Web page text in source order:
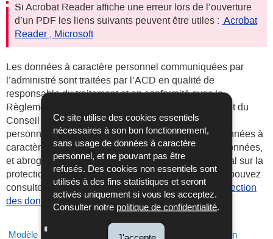
Ce site utilise des cookies essentiels
nécessaires à son bon fonctionnement,
sans usage de données à caractère
personnel, et ne pouvant pas être
refusés. Des cookies non essentiels sont
utilisés à des fins statistiques et seront
activés uniquement si vous les acceptez.
Consulter notre politique de confidentialité.
Si Acrobat Reader affiche une erreur lors de l’ouverture
d’un PDF les liens suivants peuvent être utiles : Acrobat
Reader , Microsoft
Les données à caractère personnel communiquées par
l’administré sont traitées par l’ACD en qualité de
responsable du traitement et en conformité avec le
Règlement (UE) 2016/679 du Parlement Européen et du
Conseil du 27 avril 2016 relatif à la protection des
personnes physiques à l'égard du traitement des données à
caractère personnel et à la libre circulation de ces données,
et abrogeant la directive 95/46/CE (règlement général sur la
protection des données). Pour plus de détails, vous pouvez
consulter la rubrique «Règlement général sur la protection
des données (RGPD)».
Modèle Dénomination